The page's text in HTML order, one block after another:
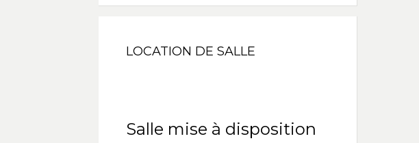
LOCATION DE SALLE
Salle mise à disposition